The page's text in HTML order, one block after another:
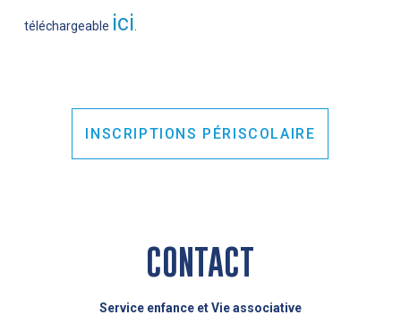
téléchargeable ici
INSCRIPTIONS PÉRISCOLAIRE
CONTACT
Service enfance et Vie associative